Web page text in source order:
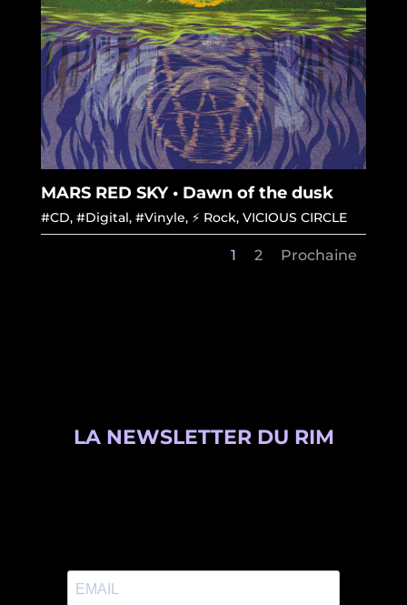
MARS RED SKY • Dawn of the dusk
#CD, #Digital, #Vinyle, ⚡ Rock, VICIOUS CIRCLE
1 2 Prochaine
LA NEWSLETTER DU RIM